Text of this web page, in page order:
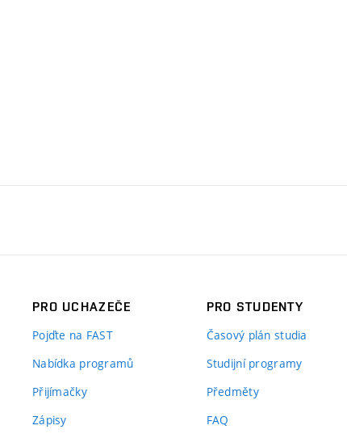
PRO UCHAZEČE
Pojďte na FAST
Nabídka programů
Přijímačky
Zápisy
PRO STUDENTY
Časový plán studia
Studijní programy
Předměty
FAQ